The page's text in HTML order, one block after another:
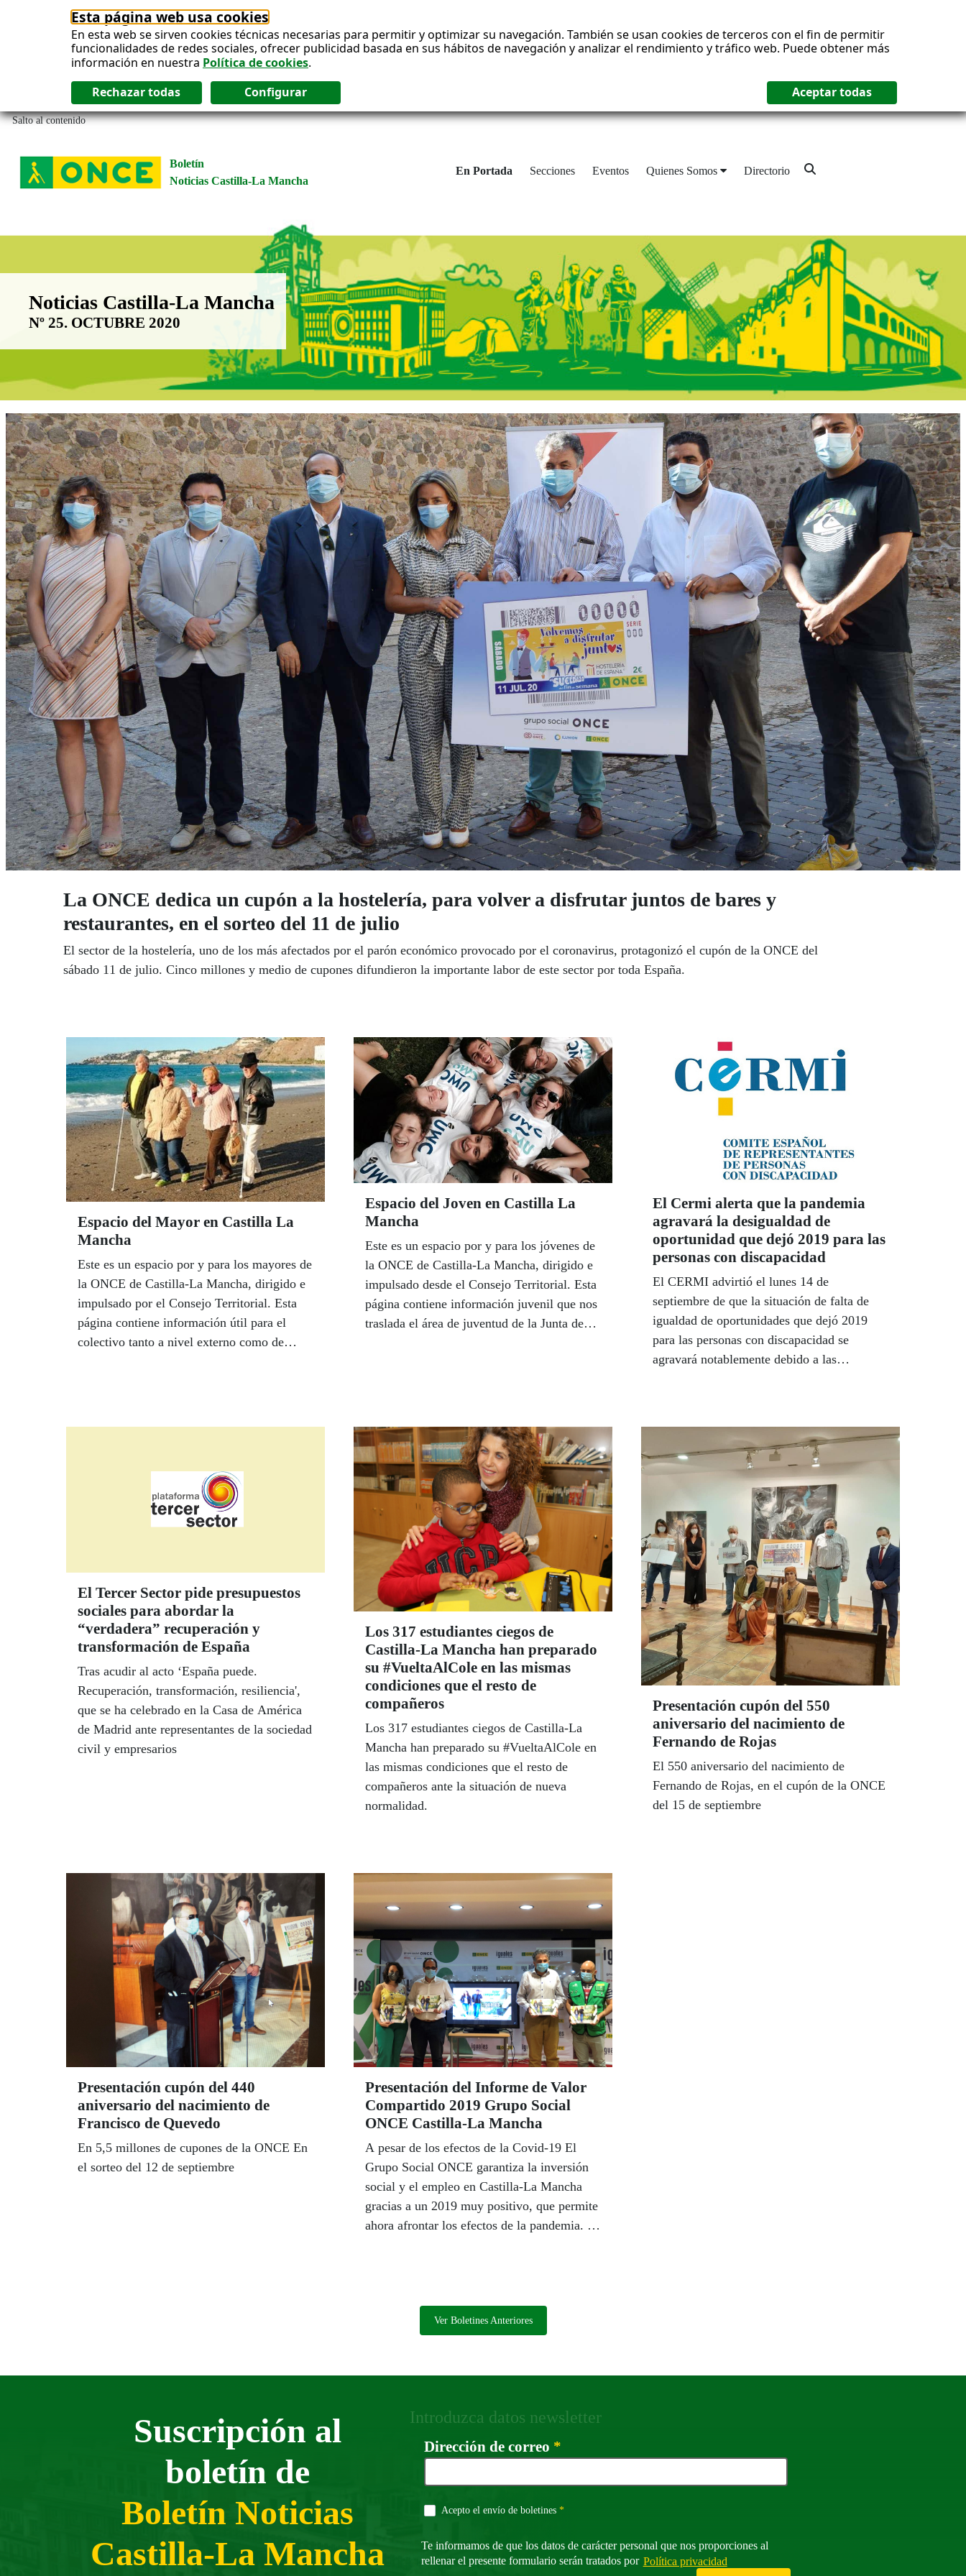
Esta página web usa cookies
En esta web se sirven cookies técnicas necesarias para permitir y optimizar su navegación. También se usan cookies de terceros con el fin de permitir
funcionalidades de redes sociales, ofrecer publicidad basada en sus hábitos de navegación y analizar el rendimiento y tráfico web. Puede obtener más
información en nuestra Política de cookies.
Salto al contenido
Boletín
Noticias Castilla-La Mancha
En Portada Secciones Eventos Quienes Somos Directorio
Boletín Noticias Castilla-La Mancha
Noticias Castilla-La Mancha
Nº 25. OCTUBRE 2020
Boletín Noticias Castilla-La Mancha - En
La ONCE dedica un cupón a la hostelería, para volver a disfrutar juntos de bares y
restaurantes, en el sorteo del 11 de julio
El sector de la hostelería, uno de los más afectados por el parón económico provocado por el coronavirus, protagonizó el cupón de la ONCE del
sábado 11 de julio. Cinco millones y medio de cupones difundieron la importante labor de este sector por toda España.
Espacio del Mayor en Castilla La
Mancha
Este es un espacio por y para los mayores de
la ONCE de Castilla-La Mancha, dirigido e
impulsado por el Consejo Territorial. Esta
página contiene información útil para el
colectivo tanto a nivel externo como de
¡están a tu disposición! Puedes hacerlo por
correo electrónico
referentemayorcastillalamancha@once.es, o
Espacio del Joven en Castilla La
Mancha
Este es un espacio por y para los jóvenes de
la ONCE de Castilla-La Mancha, dirigido e
impulsado desde el Consejo Territorial. Esta
página contiene información juvenil que nos
traslada el área de juventud de la Junta de
pendiente de todas las necesidades, quejas y
sugerencias de los jóvenes afiliados. Puedes
contactar con él en el teléfono 925285571 -
667133210, o en el correo electrónico
referentejovencastmancha@once.es
El Cermi alerta que la pandemia
agravará la desigualdad de
oportunidad que dejó 2019 para las
personas con discapacidad
El CERMI advirtió el lunes 14 de
septiembre de que la situación de falta de
igualdad de oportunidades que dejó 2019
para las personas con discapacidad se
agravará notablemente debido a las
El Tercer Sector pide presupuestos
sociales para abordar la
“verdadera” recuperación y
transformación de España
Tras acudir al acto ‘España puede.
Recuperación, transformación, resiliencia',
que se ha celebrado en la Casa de América
de Madrid ante representantes de la sociedad
civil y empresarios
Los 317 estudiantes ciegos de
Castilla-La Mancha han preparado
su #VueltaAlCole en las mismas
condiciones que el resto de
compañeros
Los 317 estudiantes ciegos de Castilla-La
Mancha han preparado su #VueltaAlCole en
las mismas condiciones que el resto de
compañeros ante la situación de nueva
normalidad.
Presentación cupón del 550
aniversario del nacimiento de
Fernando de Rojas
El 550 aniversario del nacimiento de
Fernando de Rojas, en el cupón de la ONCE
del 15 de septiembre
Presentación cupón del 440
aniversario del nacimiento de
Francisco de Quevedo
En 5,5 millones de cupones de la ONCE En
el sorteo del 12 de septiembre
Presentación del Informe de Valor
Compartido 2019 Grupo Social
ONCE Castilla-La Mancha
A pesar de los efectos de la Covid-19 El
Grupo Social ONCE garantiza la inversión
social y el empleo en Castilla-La Mancha
gracias a un 2019 muy positivo, que permite
ahora afrontar los efectos de la pandemia. La
Ver Boletines Anteriores
Suscripción al
boletín de
Boletín Noticias
Castilla-La Mancha
Introduzca datos newsletter
Dirección de correo *
Acepto el envío de boletines *Campo obligatorio
Te informamos de que los datos de carácter personal que nos proporciones al
rellenar el presente formulario serán tratados por Política privacidad